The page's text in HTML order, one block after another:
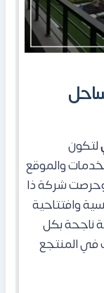
لتكون
والموقع
وحرصت شركة ذا
وافتتاحية
ناجحة بكل
في المنتجع